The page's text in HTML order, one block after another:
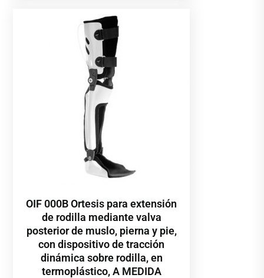
OIF 000B Ortesis para extensión
de rodilla mediante valva
posterior de muslo, pierna y pie,
con dispositivo de tracción
dinámica sobre rodilla, en
termoplástico, A MEDIDA